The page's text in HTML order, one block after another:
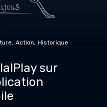
Action Historique
sur